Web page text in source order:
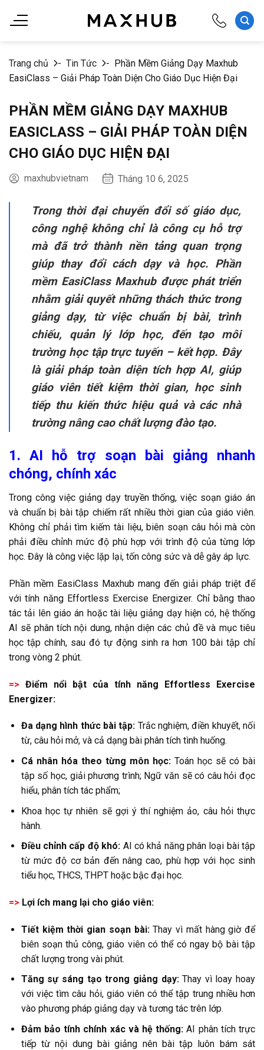
đến
Trang chủ
- Tin Tức - Phần Mềm Giảng Dạy Maxhub
EasiClass – Giải Pháp Toàn Diện Cho Giáo Dục Hiện Đại
PHẦN MỀM GIẢNG DẠY MAXHUB
EASICLASS – GIẢI PHÁP TOÀN DIỆN
CHO GIÁO DỤC HIỆN ĐẠI
maxhubvietnam Tháng 10 6, 2025
Trong thời đại chuyển đổi số giáo dục,
công nghệ không chỉ là công cụ hỗ trợ
mà đã trở thành nền tảng quan trọng
giúp thay đổi cách dạy và học. Phần
mềm EasiClass Maxhub được phát triển
nhằm giải quyết những thách thức trong
giảng dạy, từ việc chuẩn bị bài, trình
chiếu, quản lý lớp học, đến tạo môi
trường học tập trực tuyến – kết hợp. Đây
là giải pháp toàn diện tích hợp AI, giúp
giáo viên tiết kiệm thời gian, học sinh
tiếp thu kiến thức hiệu quả và các nhà
trường nâng cao chất lượng đào tạo.
1. AI hỗ trợ soạn bài giảng nhanh
chóng, chính xác
Trong công việc giảng dạy truyền thống, việc soạn giáo án
và chuẩn bị bài tập chiếm rất nhiều thời gian của giáo viên.
Không chỉ phải tìm kiếm tài liệu, biên soạn câu hỏi mà còn
phải điều chỉnh mức độ phù hợp với trình độ của từng lớp
học. Đây là công việc lặp lại, tốn công sức và dễ gây áp lực.
Phần mềm EasiClass Maxhub mang đến giải pháp triệt để
với tính năng Effortless Exercise Energizer. Chỉ bằng thao
tác tải lên giáo án hoặc tài liệu giảng dạy hiện có, hệ thống
AI sẽ phân tích nội dung, nhận diện các chủ đề và mục tiêu
học tập chính, sau đó tự động sinh ra hơn 100 bài tập chỉ
trong vòng 2 phút.
=> Điểm nổi bật của tính năng Effortless Exercise
Energizer:
Đa dạng hình thức bài tập: Trắc nghiệm, điền khuyết, nối
từ, câu hỏi mở, và cả dạng bài phân tích tình huống.
Cá nhân hóa theo từng môn học:Toán học sẽ có bài
tập số học, giải phương trình; Ngữ văn sẽ có câu hỏi đọc
hiểu, phân tích tác phẩm;
Khoa học tự nhiên sẽ gợi ý thí nghiệm ảo, câu hỏi thực
hành.
Điều chỉnh cấp độ khó: AI có khả năng phân loại bài tập
từ mức độ cơ bản đến nâng cao, phù hợp với học sinh
tiểu học, THCS, THPT hoặc bậc đại học.
=> Lợi ích mang lại cho giáo viên:
Tiết kiệm thời gian soạn bài:Thay vì mất hàng giờ để
biên soạn thủ công, giáo viên có thể có ngay bộ bài tập
chất lượng trong vài phút.
Tăng sự sáng tạo trong giảng dạy:Thay vì loay hoay
với việc tìm câu hỏi, giáo viên có thể tập trung nhiều hơn
vào phương pháp giảng dạy và tương tác trên lớp.
Đảm bảo tính chính xác và hệ thống: AI phân tích trực
tiếp từ nội dung bài giảng nên bài tập luôn bám sát